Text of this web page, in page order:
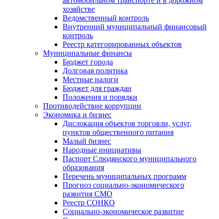
хозяйстве
Ведомственный контроль
Внутренний муниципальный финансовый
контроль
Реестр категорированных объектов
Муниципальные финансы
Бюджет города
Долговая политика
Местные налоги
Бюджет для граждан
Положения и порядки
Противодействие коррупции
Экономика и бизнес
Дислокация объектов торговли, услуг,
пунктов общественного питания
Малый бизнес
Народные инициативы
Паспорт Слюдянского муниципального
образования
Перечень муниципальных программ
Прогноз социально-экономического
развития СМО
Реестр СОНКО
Социально-экономическое развитие